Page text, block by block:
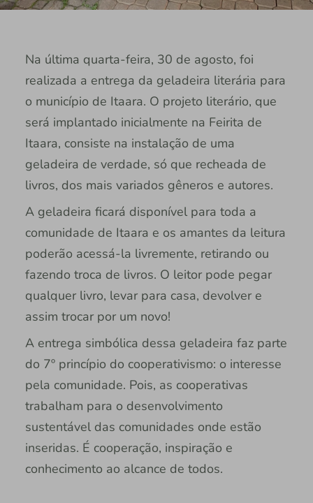
Na última quarta-feira, 30 de agosto, foi
realizada a entrega da geladeira literária para
o município de Itaara. O projeto literário, que
será implantado inicialmente na Feirita de
Itaara, consiste na instalação de uma
geladeira de verdade, só que recheada de
livros, dos mais variados gêneros e autores.
A geladeira ficará disponível para toda a
comunidade de Itaara e os amantes da leitura
poderão acessá-la livremente, retirando ou
fazendo troca de livros. O leitor pode pegar
qualquer livro, levar para casa, devolver e
assim trocar por um novo!
A entrega simbólica dessa geladeira faz parte
do 7º princípio do cooperativismo: o interesse
pela comunidade. Pois, as cooperativas
trabalham para o desenvolvimento
sustentável das comunidades onde estão
inseridas. É cooperação, inspiração e
conhecimento ao alcance de todos.